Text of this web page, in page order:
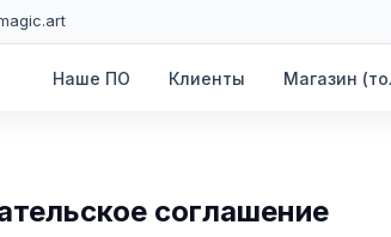
Наше ПО Клиенты Магазин
соглашение